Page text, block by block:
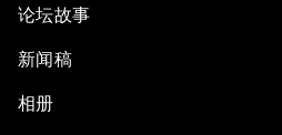
论坛故事
新闻稿
相册